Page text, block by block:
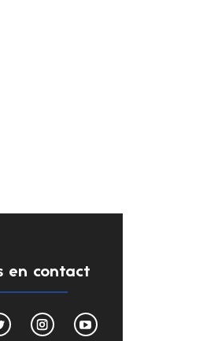
en contact